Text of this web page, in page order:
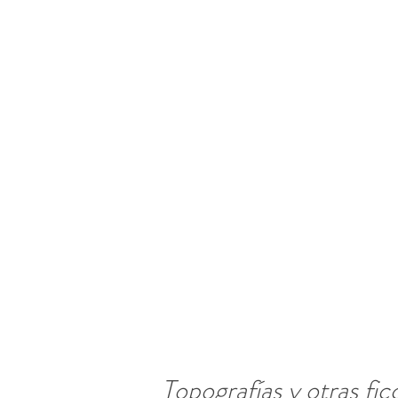
Topografías y otras